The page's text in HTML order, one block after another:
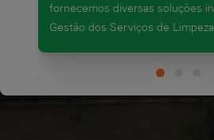
fornecemos diversas soluções
Gestão dos Serviços de